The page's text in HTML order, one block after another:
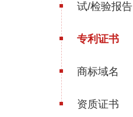
试/检验报告
专利证书
商标域名
资质证书